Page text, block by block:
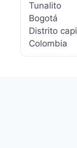
Tunalito
Bogotá
Distrito
Colombia